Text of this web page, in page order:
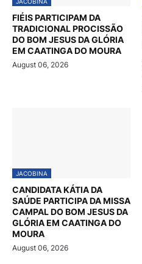
FIÉIS PARTICIPAM DA
TRADICIONAL PROCISSÃO
DO BOM JESUS DA GLÓRIA
EM CAATINGA DO MOURA
August 06, 2026
JACOBINA
CANDIDATA KÁTIA DA
SAÚDE PARTICIPA DA MISSA
CAMPAL DO BOM JESUS DA
GLÓRIA EM CAATINGA DO
MOURA
August 06, 2026